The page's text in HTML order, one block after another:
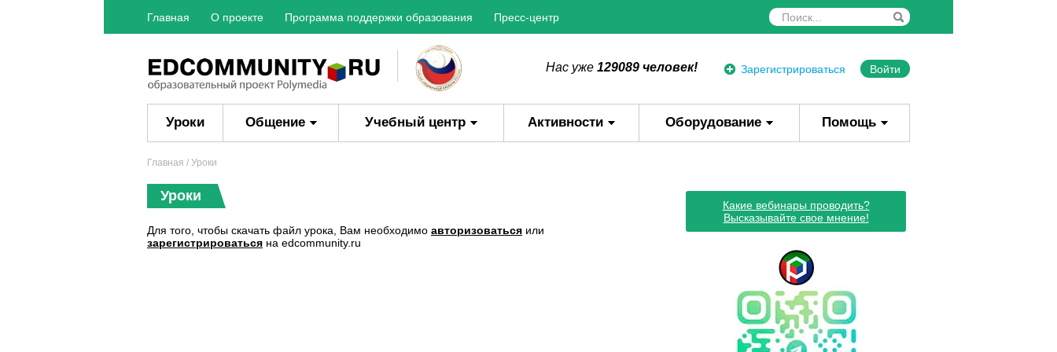
Главная О проекте Программа поддержки образования Пресс-центр
Зарегистрироваться Войти
Нас уже 129089 человек!
Уроки Общение Учебный центр Активности Оборудование Помощь
Главная / Уроки
Уроки
Для того, чтобы скачать файл урока, Вам необходимо авторизоваться или
зарегистрироваться на edcommunity.ru
Какие вебинары проводить?
Высказывайте свое мнение!